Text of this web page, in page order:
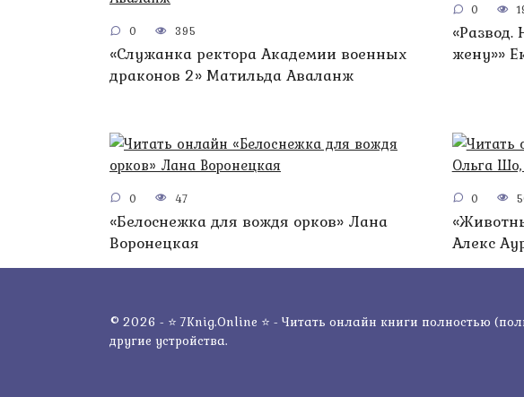
0 395
«Служанка ректора Академии военных
драконов 2» Матильда Аваланж
0
жену»»
0 47
«Белоснежка для вождя орков» Лана
Воронецкая
0
Алекс
© 2026 - ⭐ 7Knig.Online ⭐ - Читать онлайн книги полностью
другие устройства.